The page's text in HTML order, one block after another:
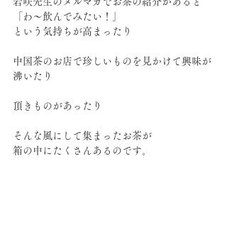
「わ～飲んでみたい！」
という気持ちが高まったり
中国茶のお店で珍しいものを見かけて興味が
沸いたり
頂きものがあったり
そんな風にして集まったお茶が
箱の中にたくさんあるのです。